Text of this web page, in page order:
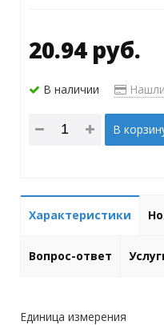
20.94 руб.
В наличии
В
Характеристики
Вопрос-ответ
Единица измерения